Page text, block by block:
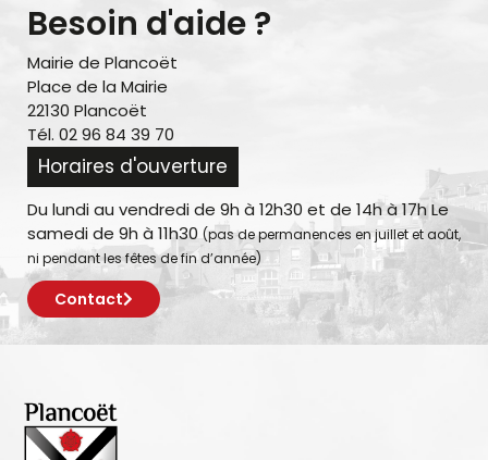
Besoin d'aide ?
Mairie de Plancoët
Place de la Mairie
22130 Plancoët
Tél. 02 96 84 39 70
Horaires d'ouverture
Du lundi au vendredi de 9h à 12h30 et de 14h à 17h Le
samedi de 9h à 11h30 (pas de permanences en juillet et août,
ni pendant les fêtes de fin d’année)
Contact